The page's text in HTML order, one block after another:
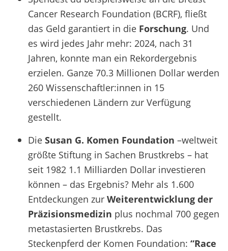
Cancer Research Foundation (BCRF), fließt
das Geld garantiert in die Forschung. Und
es wird jedes Jahr mehr: 2024, nach 31
Jahren, konnte man ein Rekordergebnis
erzielen. Ganze 70.3 Millionen Dollar werden
260 Wissenschaftler:innen in 15
verschiedenen Ländern zur Verfügung
gestellt.
Die Susan G. Komen Foundation –weltweit
größte Stiftung in Sachen Brustkrebs – hat
seit 1982 1.1 Milliarden Dollar investieren
können – das Ergebnis? Mehr als 1.600
Entdeckungen zur Weiterentwicklung der
Präzisionsmedizin plus nochmal 700 gegen
metastasierten Brustkrebs. Das
Steckenpferd der Komen Foundation: “Race